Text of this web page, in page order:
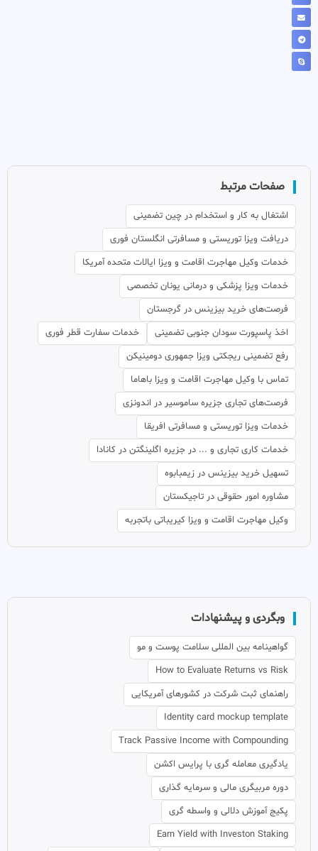
صفحات مرتبط
اشتغال به کار و استخدام در چین تضمینی
دریافت ویزا توریستی و مسافرتی انگلستان فوری
خدمات وکیل مهاجرت اقامت و ویزا ایالات متحده آمریکا
خدمات ویزا پزشکی و درمانی یونان تخصصی
فرصت‌های خرید بیزینس در گرجستان
اخذ پاسپورت سودان جنوبی تضمینی
خدمات سفارت قطر فوری
رفع تضمینی ریجکتی ویزا جمهوری دومینیکن
تماس با وکیل مهاجرت اقامت و ویزا باهاما
فرصت‌های تجاری جزیره ساموسیر در اندونزی
خدمات ویزا توریستی و مسافرتی افریقا
خدمات کاری تجاری و ... در جزیره اگلینگتن در کانادا
تسهیل خرید بیزینس در زیمبابوه
مشاوره امور حقوقی در تاجیکستان
وکیل مهاجرت اقامت و ویزا کیریباتی باتجربه
وبگردی و پیشنهادات
گواهینامه بین المللی سلامت پوست و مو
How to Evaluate Returns vs Risk
راهنمای ثبت شرکت در کشورهای آمریکایی
Identity card mockup template
Track Passive Income with Compounding
یادگیری معامله گری با پرایس اکشن
دوره مربیگری مالی و سرمایه گذاری
پکیج آموزش دلالی و واسطه گری
Earn Yield with Investon Staking